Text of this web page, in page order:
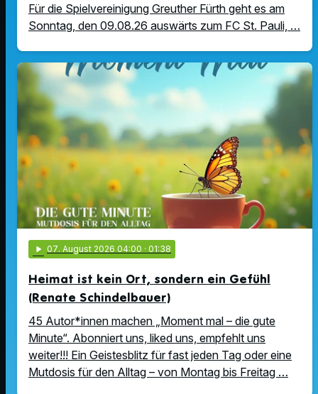
Für die Spielvereinigung Greuther Fürth geht es am
Sonntag, den 09.08.26 auswärts zum FC St. Pauli, …
play_arrow 07. August 2026 04:00 · 01:38
Heimat ist kein Ort, sondern ein Gefühl
(Renate Schindelbauer)
45 Autor*innen machen „Moment mal – die gute
Minute“. Abonniert uns, liked uns, empfehlt uns
weiter!!! Ein Geistesblitz für fast jeden Tag oder eine
Mutdosis für den Alltag – von Montag bis Freitag …